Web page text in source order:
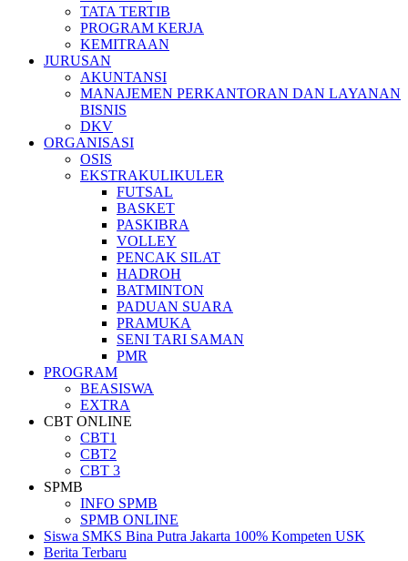
TATA TERTIB
PROGRAM KERJA
KEMITRAAN
JURUSAN
AKUNTANSI
MANAJEMEN PERKANTORAN DAN LAYANAN
BISNIS
DKV
ORGANISASI
OSIS
EKSTRAKULIKULER
FUTSAL
BASKET
PASKIBRA
VOLLEY
PENCAK SILAT
HADROH
BATMINTON
PADUAN SUARA
PRAMUKA
SENI TARI SAMAN
PMR
PROGRAM
BEASISWA
EXTRA
CBT ONLINE
CBT1
CBT2
CBT 3
SPMB
INFO SPMB
SPMB ONLINE
Siswa SMKS Bina Putra Jakarta 100% Kompeten USK
Berita Terbaru